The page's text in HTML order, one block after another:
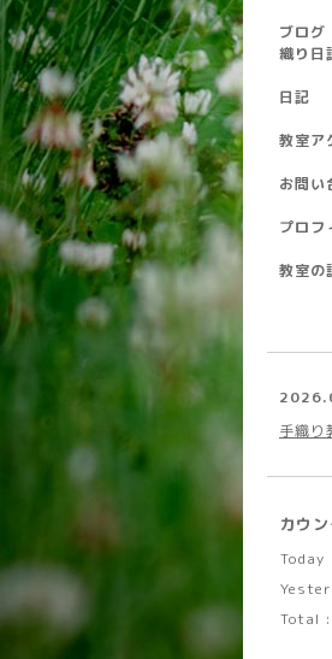
ブロ
織り日
日記
教室ア
お問い
プロフ
教室の
手織り
カウ
Today :
Total :